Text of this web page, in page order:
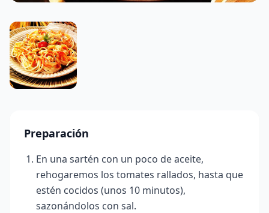
Preparación
En una sartén con un poco de aceite,
rehogaremos los tomates rallados, hasta que
estén cocidos (unos 10 minutos),
sazonándolos con sal.